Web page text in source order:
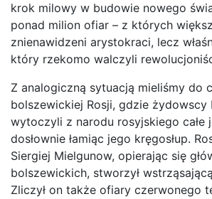
krok milowy w budowie nowego
ponad milion ofiar – z których
znienawidzeni arystokraci, lecz
który rzekomo walczyli
Z analogiczną sytuacją mieliśmy do
bolszewickiej Rosji, gdzie żydowscy
wytoczyli z narodu rosyjskiego całe
dosłownie łamiąc jego kręgosłup.
Siergiej Mielgunow, opierając się
bolszewickich, stworzył
Zliczył on także ofiary czerwonego